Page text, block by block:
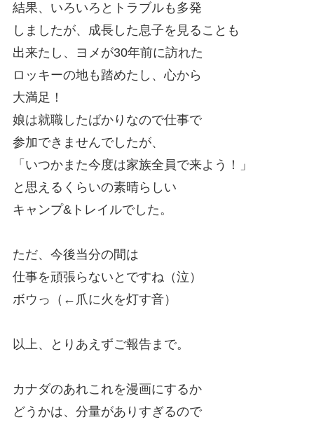
結果、いろいろとトラブルも多発
しましたが、成長した息子を見ることも
出来たし、ヨメが30年前に訪れた
ロッキーの地も踏めたし、心から
大満足！
娘は就職したばかりなので仕事で
参加できませんでしたが、
「いつかまた今度は家族全員で来よう！」
と思えるくらいの素晴らしい
キャンプ&トレイルでした。
ただ、今後当分の間は
仕事を頑張らないとですね（泣）
ボウっ（←爪に火を灯す音）
以上、とりあえずご報告まで。
カナダのあれこれを漫画にするか
どうかは、分量がありすぎるので